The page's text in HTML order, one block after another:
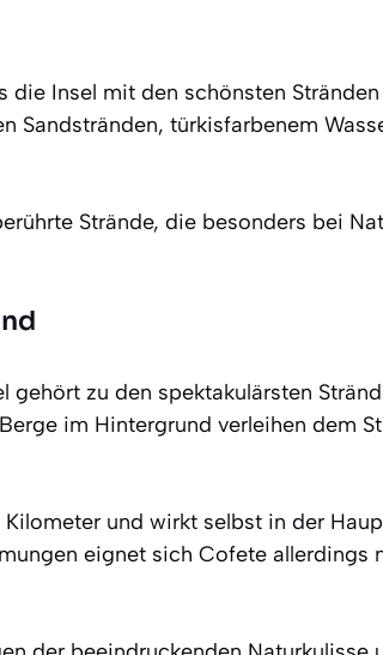
die Insel mit den schönsten
Sandstränden, türkisfarbenem
Strände, die besonders bei
gehört zu den spektakulärsten
im Hintergrund verleihen dem
und wirkt selbst in der
eignet sich Cofete allerdings